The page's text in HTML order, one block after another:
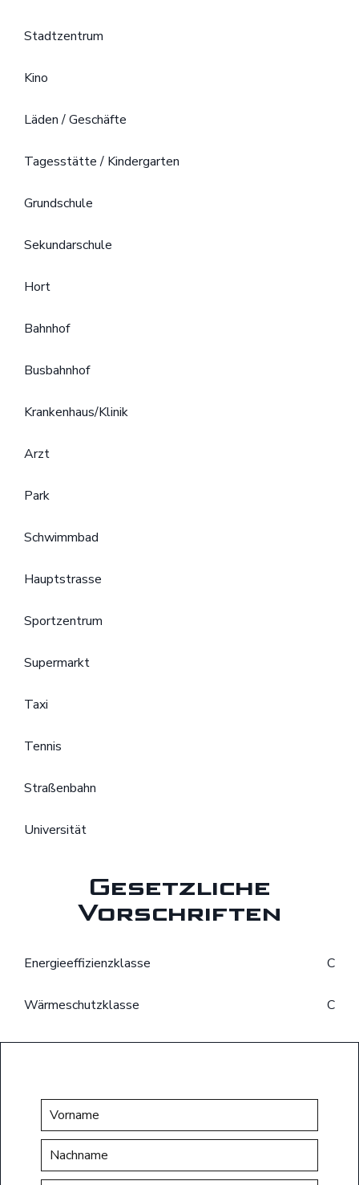
Stadtzentrum
Kino
Läden / Geschäfte
Tagesstätte / Kindergarten
Grundschule
Sekundarschule
Hort
Bahnhof
Busbahnhof
Krankenhaus/Klinik
Arzt
Park
Schwimmbad
Hauptstrasse
Sportzentrum
Supermarkt
Taxi
Tennis
Straßenbahn
Universität
Gesetzliche
Vorschriften
Energieeffizienzklasse C
Wärmeschutzklasse C